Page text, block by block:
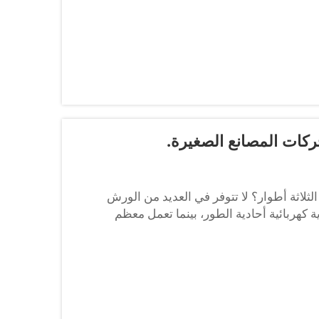
المصانع الصغيرة.
أطوار؟ لا تتوفر في العديد من الورش
كهربائية أحادية الطور، بينما تعمل معظم